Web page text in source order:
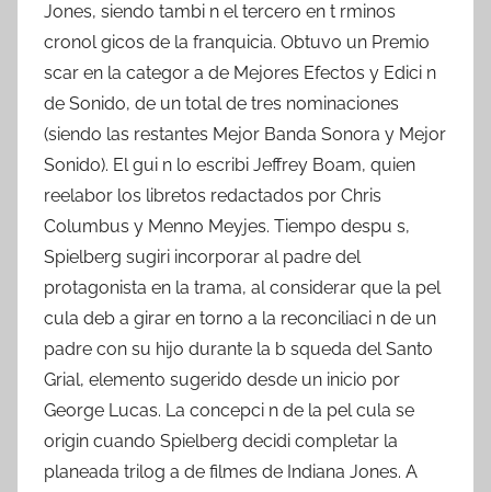
Jones, siendo tambi n el tercero en t rminos
cronol gicos de la franquicia. Obtuvo un Premio
scar en la categor a de Mejores Efectos y Edici n
de Sonido, de un total de tres nominaciones
(siendo las restantes Mejor Banda Sonora y Mejor
Sonido). El gui n lo escribi Jeffrey Boam, quien
reelabor los libretos redactados por Chris
Columbus y Menno Meyjes. Tiempo despu s,
Spielberg sugiri incorporar al padre del
protagonista en la trama, al considerar que la pel
cula deb a girar en torno a la reconciliaci n de un
padre con su hijo durante la b squeda del Santo
Grial, elemento sugerido desde un inicio por
George Lucas. La concepci n de la pel cula se
origin cuando Spielberg decidi completar la
planeada trilog a de filmes de Indiana Jones. A